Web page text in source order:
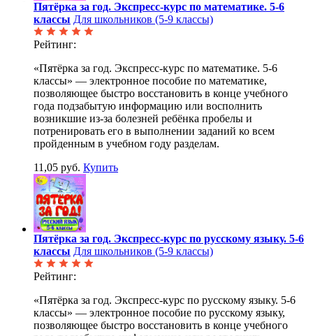
Пятёрка за год. Экспресс-курс по математике. 5-6
классы Для школьников (5-9 классы)
Рейтинг:
«Пятёрка за год. Экспресс-курс по математике. 5-6
классы» — электронное пособие по математике,
позволяющее быстро восстановить в конце учебного
года подзабытую информацию или восполнить
возникшие из-за болезней ребёнка пробелы и
потренировать его в выполнении заданий ко всем
пройденным в учебном году разделам.
11,05 руб. Купить
Пятёрка за год. Экспресс-курс по русскому языку. 5-6
классы Для школьников (5-9 классы)
Рейтинг:
«Пятёрка за год. Экспресс-курс по русскому языку. 5-6
классы» — электронное пособие по русскому языку,
позволяющее быстро восстановить в конце учебного